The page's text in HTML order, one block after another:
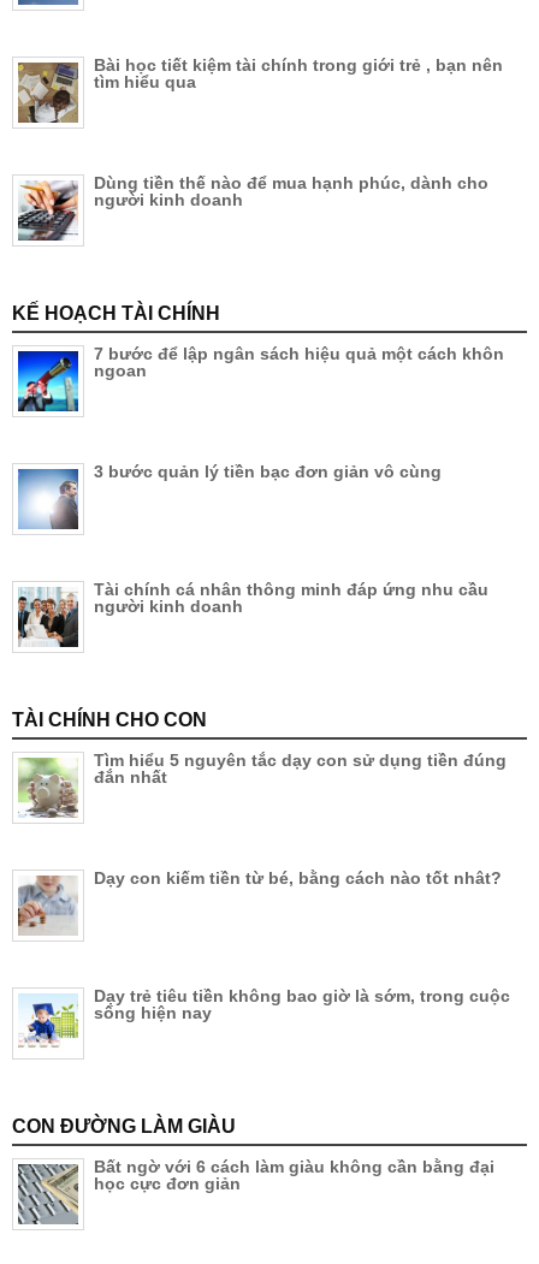
Bài học tiết kiệm tài chính trong giới trẻ , bạn nên
tìm hiểu qua
Dùng tiền thế nào để mua hạnh phúc, dành cho
người kinh doanh
KẾ HOẠCH TÀI CHÍNH
7 bước để lập ngân sách hiệu quả một cách khôn
ngoan
3 bước quản lý tiền bạc đơn giản vô cùng
Tài chính cá nhân thông minh đáp ứng nhu cầu
người kinh doanh
TÀI CHÍNH CHO CON
Tìm hiểu 5 nguyên tắc dạy con sử dụng tiền đúng
đắn nhất
Dạy con kiếm tiền từ bé, bằng cách nào tốt nhât?
Dạy trẻ tiêu tiền không bao giờ là sớm, trong cuộc
sống hiện nay
CON ĐƯỜNG LÀM GIÀU
Bất ngờ với 6 cách làm giàu không cần bằng đại
học cực đơn giản